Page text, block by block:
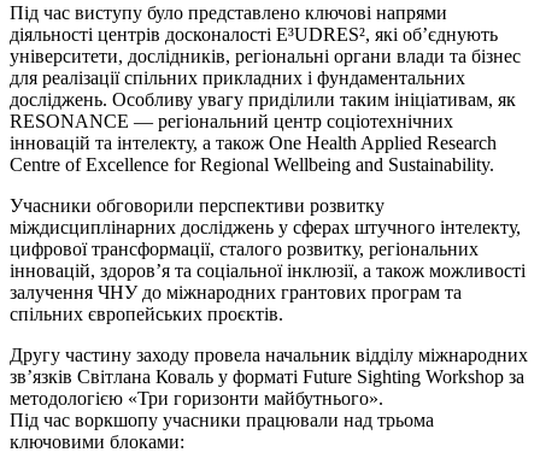
Під час виступу було представлено ключові напрями
діяльності центрів досконалості E³UDRES², які об’єднують
університети, дослідників, регіональні органи влади та бізнес
для реалізації спільних прикладних і фундаментальних
досліджень. Особливу увагу приділили таким ініціативам, як
RESONANCE — регіональний центр соціотехнічних
інновацій та інтелекту, а також One Health Applied Research
Centre of Excellence for Regional Wellbeing and Sustainability.
Учасники обговорили перспективи розвитку
міждисциплінарних досліджень у сферах штучного інтелекту,
цифрової трансформації, сталого розвитку, регіональних
інновацій, здоров’я та соціальної інклюзії, а також можливості
залучення ЧНУ до міжнародних грантових програм та
спільних європейських проєктів.
Другу частину заходу провела начальник відділу міжнародних
зв’язків Світлана Коваль у форматі Future Sighting Workshop за
методологією «Три горизонти майбутнього».
Під час воркшопу учасники працювали над трьома
ключовими блоками: